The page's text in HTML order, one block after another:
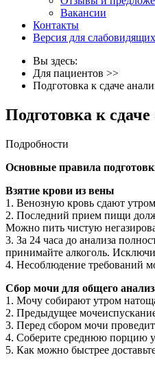
Вакансии
Контакты
Версия для слабовидящих
Вы здесь:
Для пациентов >>
Подготовка к сдаче
Подготовка к сдаче
Подробности
Основные правила
Взятие крови из вены
1. Венозную кровь сдают
2. Последний прием пищи
Можно пить чистую
3. За 24 часа до анализа
принимайте алкоголь.
4. Несоблюдение требований
Сбор мочи для общего
1. Мочу собирают утром
2. Предыдущее
3. Перед сбором мочи
4. Соберите среднюю порцию
5. Как можно быстрее